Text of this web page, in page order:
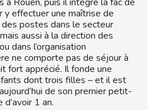
y effectuer une maîtrise de
postes dans le secteur
aussi à la direction des
dans l’organisation
ne comporte pas de séjour à
fort apprécié. Il fonde une
dont trois filles – et il est
de son premier petit-
1 an.